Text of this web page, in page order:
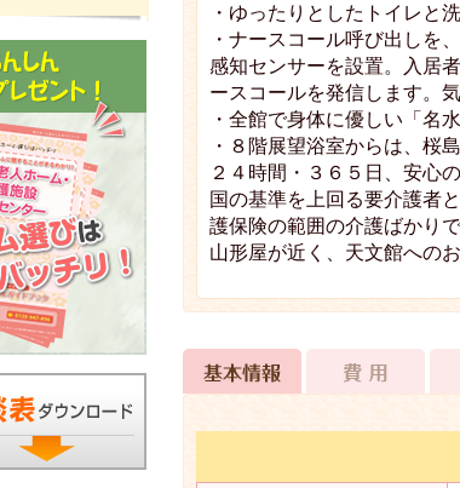
・ゆったりとしたトイレと
・ナースコール呼び出しを
感知センサーを設置。入居
ースコールを発信します。
・全館で身体に優しい「名
・８階展望浴室からは、桜
２４時間・３６５日、安心
国の基準を上回る要介護者
護保険の範囲の介護ばかり
山形屋が近く、天文館への